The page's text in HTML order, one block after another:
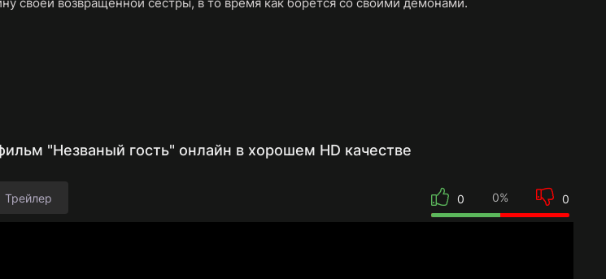
"Незваный гость" онлайн в хорошем HD качестве
Трейлер 0 0% 0